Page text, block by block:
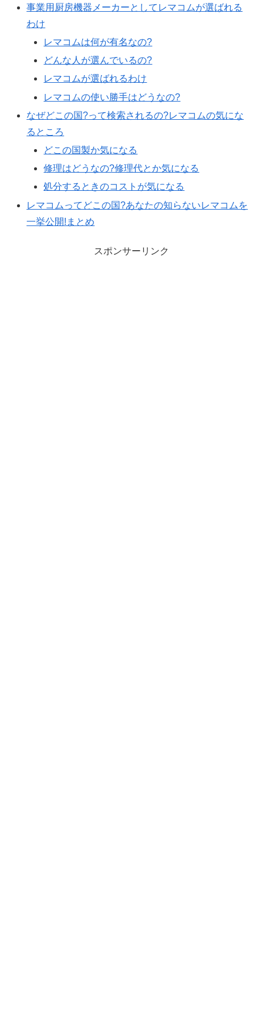
事業用厨房機器メーカーとしてレマコムが選ばれる
わけ
レマコムは何が有名なの?
どんな人が選んでいるの?
レマコムが選ばれるわけ
レマコムの使い勝手はどうなの?
なぜどこの国?って検索されるの?レマコムの気にな
るところ
どこの国製か気になる
修理はどうなの?修理代とか気になる
処分するときのコストが気になる
レマコムってどこの国?あなたの知らないレマコムを
一挙公開!まとめ
スポンサーリンク